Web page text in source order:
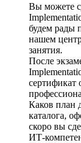
Вы можете
будем рады
нашем
занятия.
После
Каков план
каталога,
скоро вы
ИТ-